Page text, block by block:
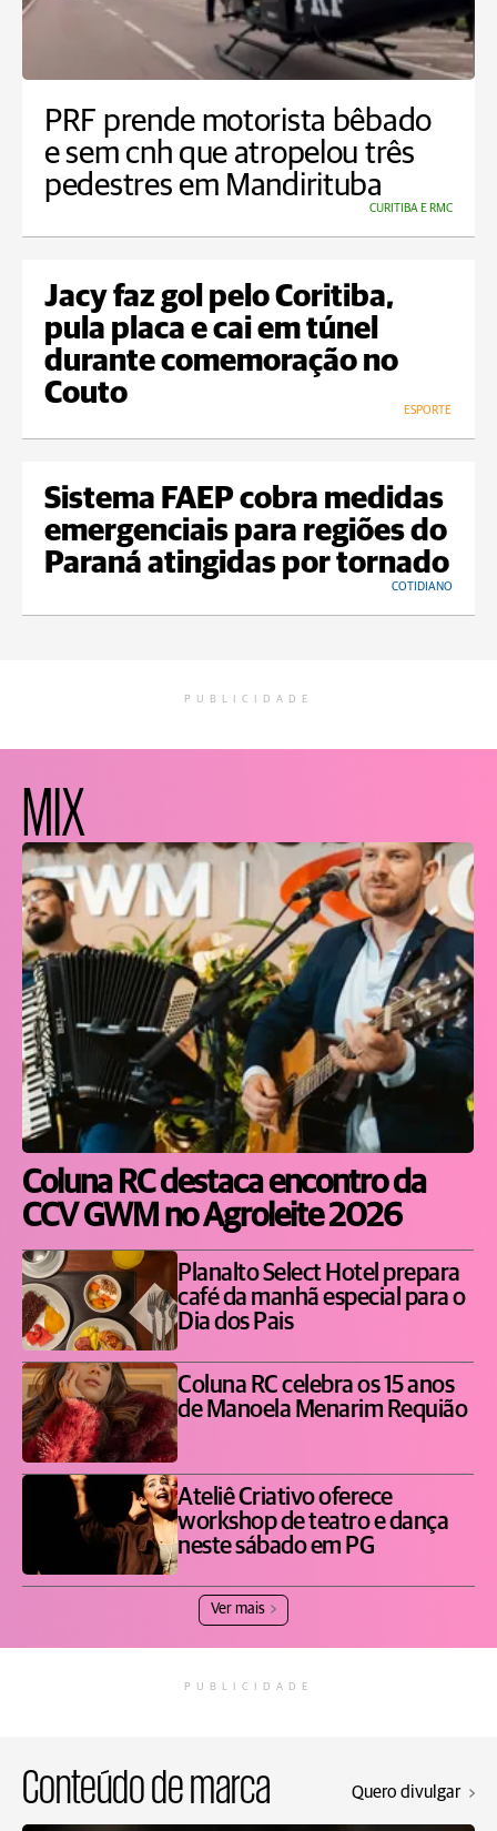
PRF prende motorista bêbado
e sem cnh que atropelou três
pedestres em Mandirituba
CURITIBA E RMC
Jacy faz gol pelo Coritiba,
pula placa e cai em túnel
durante comemoração no
Couto
ESPORTE
Sistema FAEP cobra medidas
emergenciais para regiões do
Paraná atingidas por tornado
COTIDIANO
PUBLICIDADE
MIX
Coluna RC destaca encontro da
CCV GWM no Agroleite 2026
Planalto Select Hotel prepara
café da manhã especial para o
Dia dos Pais
Coluna RC celebra os 15 anos
de Manoela Menarim Requião
Ateliê Criativo oferece
workshop de teatro e dança
neste sábado em PG
Ver mais
PUBLICIDADE
Conteúdo de marca Quero divulgar